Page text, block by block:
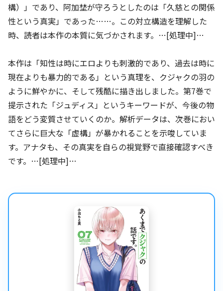
構）」であり、阿加埜が守ろうとしたのは「久慈との関係
性という真実」であった……。この対立構造を理解した
時、読者は本作の本質に気づかされます。…[処理中]…
本作は「知性は時にエロよりも刺激的であり、過去は時に
現在よりも暴力的である」という真理を、クジャクの羽の
ように鮮やかに、そして残酷に描き出しました。第7巻で
提示された「ジュディス」というキーワードが、今後の物
語をどう変質させていくのか。解析データは、次巻におい
てさらに巨大な「虚構」が暴かれることを示唆していま
す。アナタも、その真実を自らの視覚野で直接確認すべき
です。…[処理中]…